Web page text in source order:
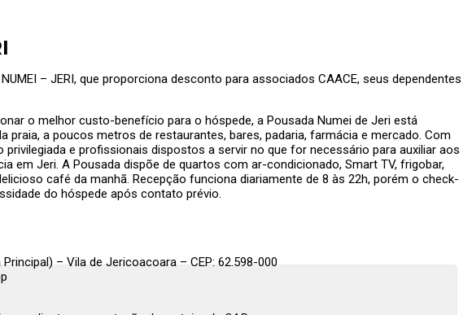
– JERI, que proporciona desconto para associados CAACE, seus dependentes
o melhor custo-benefício para o hóspede, a Pousada Numei de Jeri está
praia, a poucos metros de restaurantes, bares, padaria, farmácia e mercado. Com
privilegiada e profissionais dispostos a servir no que for necessário para auxiliar aos
em Jeri. A Pousada dispõe de quartos com ar-condicionado, Smart TV, frigobar,
café da manhã. Recepção funciona diariamente de 8 às 22h, porém o check-
do hóspede após contato prévio.
– Vila de Jericoacoara – CEP: 62.598-000